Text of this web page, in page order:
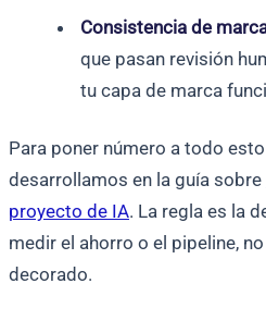
Consistencia de
que pasan revisión
tu capa de marca
Para poner número a todo
desarrollamos en la guía sobre
proyecto de IA. La regla es la
medir el ahorro o el pipeline,
decorado.